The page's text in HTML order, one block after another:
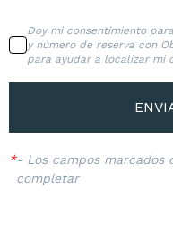
Doy mi consentimiento
y número de reserva con
para ayudar a localizar mi
*- Los campos
completar